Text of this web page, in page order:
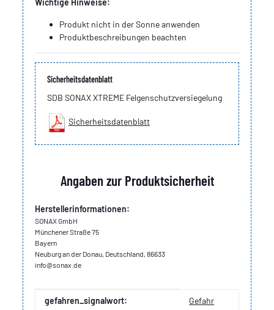
Produkt nicht in der Sonne anwenden
Produktbeschreibungen beachten
Sicherheitsdatenblatt
SDB SONAX XTREME Felgenschutzversiegelung
Sicherheitsdatenblatt
Angaben zur Produktsicherheit
Herstellerinformationen:
SONAX GmbH
Münchener Straße 75
Bayern
Neuburg an der Donau, Deutschland, 86633
info@sonax.de
Produkteigenschaft
Wert
gefahren_signalwort: Gefahr